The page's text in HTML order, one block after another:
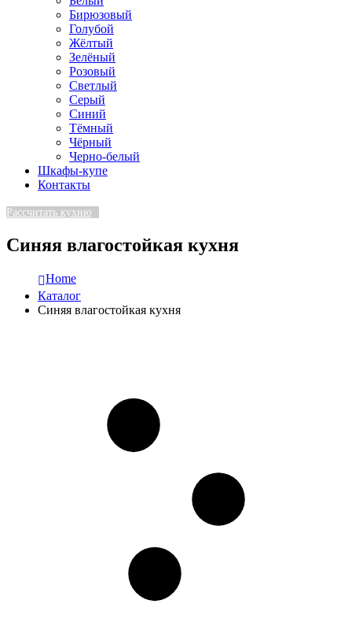
Бирюзовый
Голубой
Жёлтый
Зелёный
Розовый
Светлый
Серый
Синий
Тёмный
Чёрный
Черно-белый
Шкафы-купе
Контакты
Рассчитать кухню
Синяя влагостойкая кухня
Home
Каталог
Синяя влагостойкая кухня